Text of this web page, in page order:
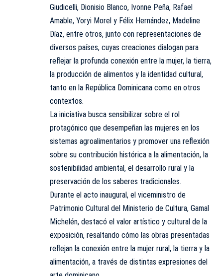
Giudicelli, Dionisio Blanco, Ivonne Peña, Rafael
Amable, Yoryi Morel y Félix Hernández, Madeline
Díaz, entre otros, junto con representaciones de
diversos países, cuyas creaciones dialogan para
reflejar la profunda conexión entre la mujer, la tierra,
la producción de alimentos y la identidad cultural,
tanto en la República Dominicana como en otros
contextos.
La iniciativa busca sensibilizar sobre el rol
protagónico que desempeñan las mujeres en los
sistemas agroalimentarios y promover una reflexión
sobre su contribución histórica a la alimentación, la
sostenibilidad ambiental, el desarrollo rural y la
preservación de los saberes tradicionales.
Durante el acto inaugural, el viceministro de
Patrimonio Cultural del Ministerio de Cultura, Gamal
Michelén, destacó el valor artístico y cultural de la
exposición, resaltando cómo las obras presentadas
reflejan la conexión entre la mujer rural, la tierra y la
alimentación, a través de distintas expresiones del